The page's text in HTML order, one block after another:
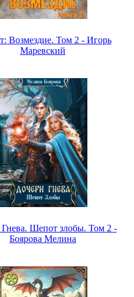
Возмездие. Том 2 - Игорь
Маревский
Шепот злобы. Том 2 -
Боярова Мелина